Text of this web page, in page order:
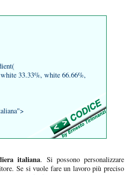
33.33%, white 66.66%,
italiana. Si possono personalizzare
Se si vuole fare un lavoro più preciso